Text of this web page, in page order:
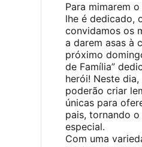
Para mimarem
lhe é dedicado,
convidamos os
a darem asas à
próximo
de Família”
herói! Neste
poderão criar
únicas para
pais, tornando
especial.
Com uma